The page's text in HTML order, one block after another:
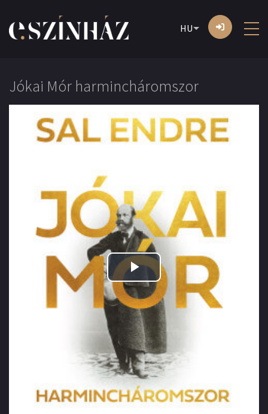
HU
Jókai Mór harmincháromszor
Play
Video